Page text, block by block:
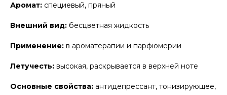
Аромат: специевый, пряный
Внешний вид: бесцветная жидкость
Применение: в ароматерапии и парфюмерии
Летучесть: высокая, раскрывается в верхней ноте
Основные свойства: антидепрессант, тонизирующее,